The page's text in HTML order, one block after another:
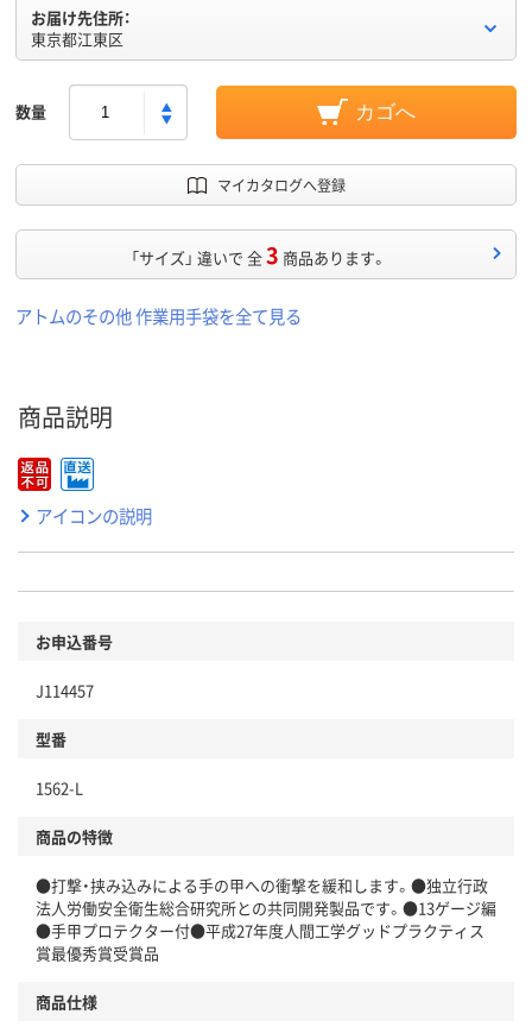
お届け先住所：
東京都江東区
数量 カゴへ
マイカタログへ登録
「サイズ」 違いで 全3 商品あります。
アトムのその他 作業用手袋を全て見る
商品説明
アイコンの説明
お申込番号
J114457
型番
1562-L
商品の特徴
●打撃・挟み込みによる手の甲への衝撃を緩和します。●独立行政
法人労働安全衛生総合研究所との共同開発製品です。●13ゲージ編
●手甲プロテクター付●平成27年度人間工学グッドプラクティス
賞最優秀賞受賞品
商品仕様